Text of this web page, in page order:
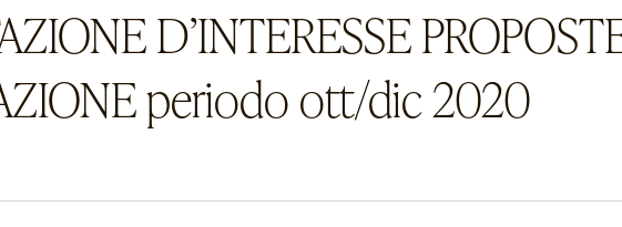
D’INTERESSE
periodo ott/dic 2020